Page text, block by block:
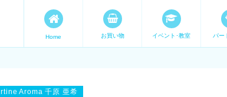
Home お買い物 イベント･教室 パー
Aroma 千原 亜希